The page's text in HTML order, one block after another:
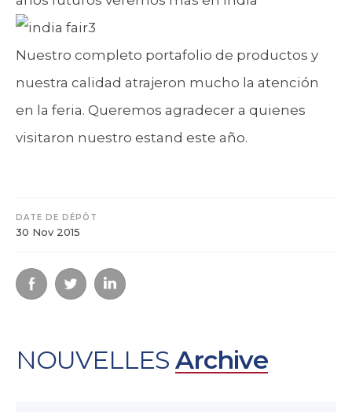
Nuestro completo portafolio de productos y
nuestra calidad atrajeron mucho la atención
en la feria. Queremos agradecer a quienes
visitaron nuestro estand este año.
DATE DE DÉPÔT
30 Nov 2015
NOUVELLES Archive